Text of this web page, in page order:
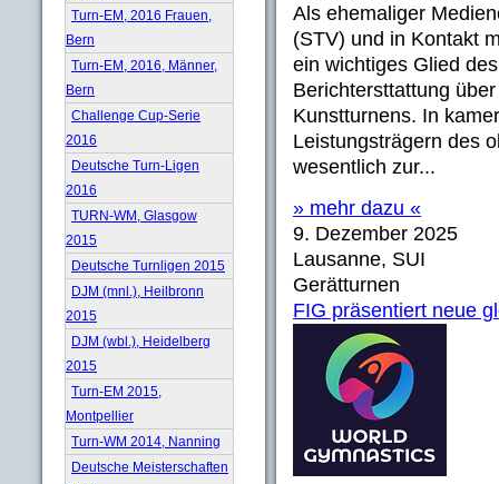
Turn-EM, 2016 Frauen,
Bern
Turn-EM, 2016, Männer,
Bern
Challenge Cup-Serie
2016
Deutsche Turn-Ligen
2016
TURN-WM, Glasgow
2015
Deutsche Turnligen 2015
DJM (mnl.), Heilbronn
2015
DJM (wbl.), Heidelberg
2015
Turn-EM 2015,
Montpellier
Turn-WM 2014, Nanning
Deutsche Meisterschaften
Als ehemaliger
(STV) und in Kontakt
ein wichtiges Glied
Berichtersttattung
Kunstturnens. In
Leistungsträgern des
wesentlich zur...
» mehr dazu «
9. Dezember 2025
Lausanne, SUI
Gerätturnen
FIG präsentiert neue